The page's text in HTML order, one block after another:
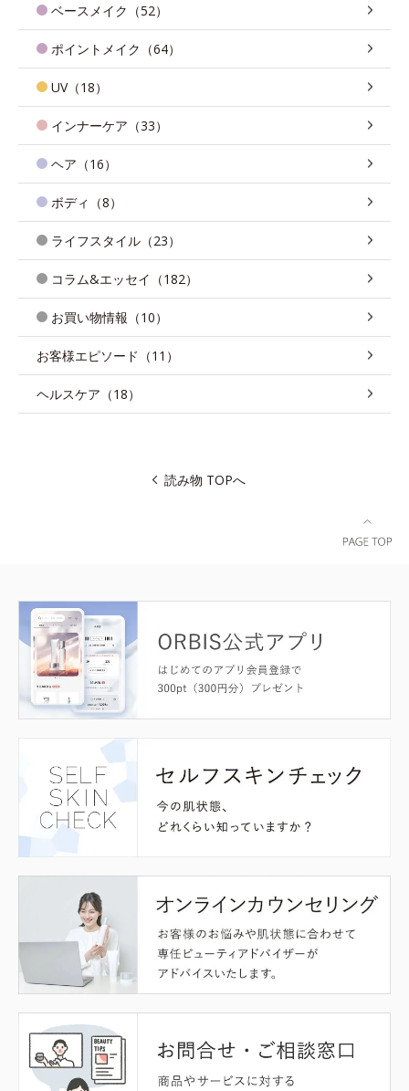
ベースメイク（52）
ポイントメイク（64）
UV（18）
インナーケア（33）
ヘア（16）
ボディ（8）
ライフスタイル（23）
コラム&エッセイ（182）
お買い物情報（10）
お客様エピソード（11）
ヘルスケア（18）
読み物 TOPへ